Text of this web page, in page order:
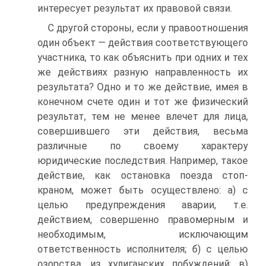
интересует результат их правовой связи.
С другой стороны, если у правоотношения
один объект — действия соответствующего
участника, то как объяснить при одних и тех
же действиях разную направленность их
результата? Одно и то же действие, имея в
конечном счете один и тот же физический
результат, тем не менее влечет для лица,
совершившего эти действия, весьма
различные по своему характеру
юридические последствия. Например, такое
действие, как остановка поезда стоп-
краном, может быть осуществлено: а) с
целью предупреждения аварии, т.е.
действием, совершенно правомерным и
необходимым, исключающим
ответственность исполнителя; б) с целью